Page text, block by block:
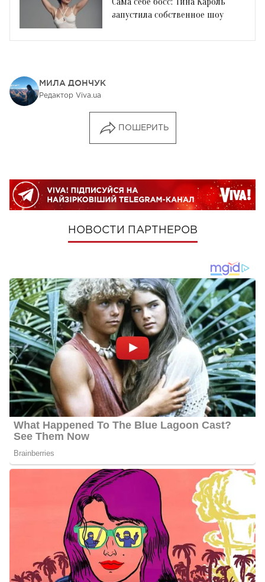
запустила собственное шоу
МИЛА ДОНЧУК
Редактор Viva.ua
ПОШЕРИТЬ
НОВОСТИ ПАРТНЕРОВ